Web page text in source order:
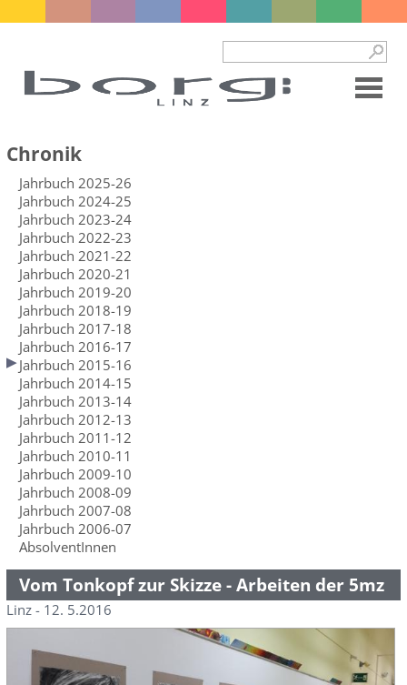
Chronik
Jahrbuch 2025-26
Jahrbuch 2024-25
Jahrbuch 2023-24
Jahrbuch 2022-23
Jahrbuch 2021-22
Jahrbuch 2020-21
Jahrbuch 2019-20
Jahrbuch 2018-19
Jahrbuch 2017-18
Jahrbuch 2016-17
Jahrbuch 2015-16
Jahrbuch 2014-15
Jahrbuch 2013-14
Jahrbuch 2012-13
Jahrbuch 2011-12
Jahrbuch 2010-11
Jahrbuch 2009-10
Jahrbuch 2008-09
Jahrbuch 2007-08
Jahrbuch 2006-07
AbsolventInnen
Vom Tonkopf zur Skizze - Arbeiten der 5mz
Linz - 12. 5.2016